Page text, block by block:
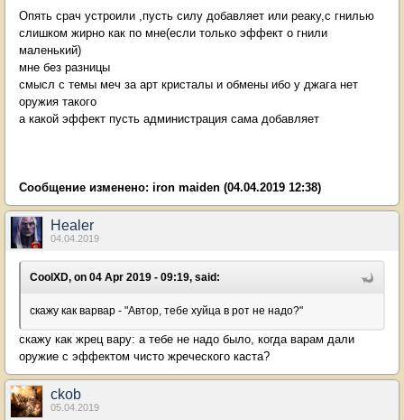
Опять срач устроили ,пусть силу добавляет или реаку,с гнилью
слишком жирно как по мне(если только эффект о гнили
маленький)
мне без разницы
смысл с темы меч за арт кристалы и обмены ибо у джага нет
оружия такого
а какой эффект пусть администрация сама добавляет
Сообщение изменено: iron maiden (04.04.2019 12:38)
Healer
04.04.2019
CoolXD, on 04 Apr 2019 - 09:19, said:
скажу как варвар - "Автор, тебе хуйца в рот не надо?"
скажу как жрец вару: а тебе не надо было, когда варам дали
оружие с эффектом чисто жреческого каста?
ckob
05.04.2019